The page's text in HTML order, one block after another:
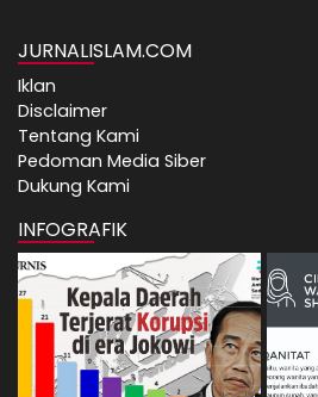
JURNALISLAM.COM
Iklan
Disclaimer
Tentang Kami
Pedoman Media Siber
Dukung Kami
INFOGRAFIK